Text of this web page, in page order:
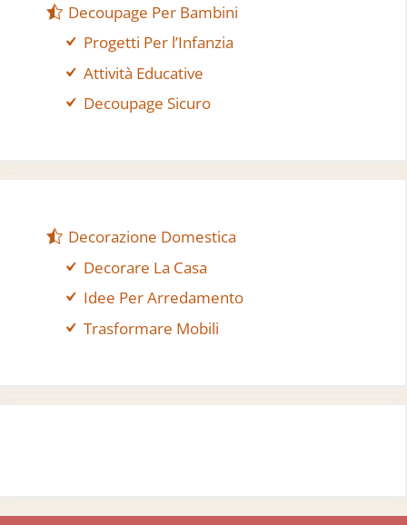
Decoupage Per Bambini
Progetti Per l’Infanzia
Attività Educative
Decoupage Sicuro
Decorazione Domestica
Decorare La Casa
Idee Per Arredamento
Trasformare Mobili